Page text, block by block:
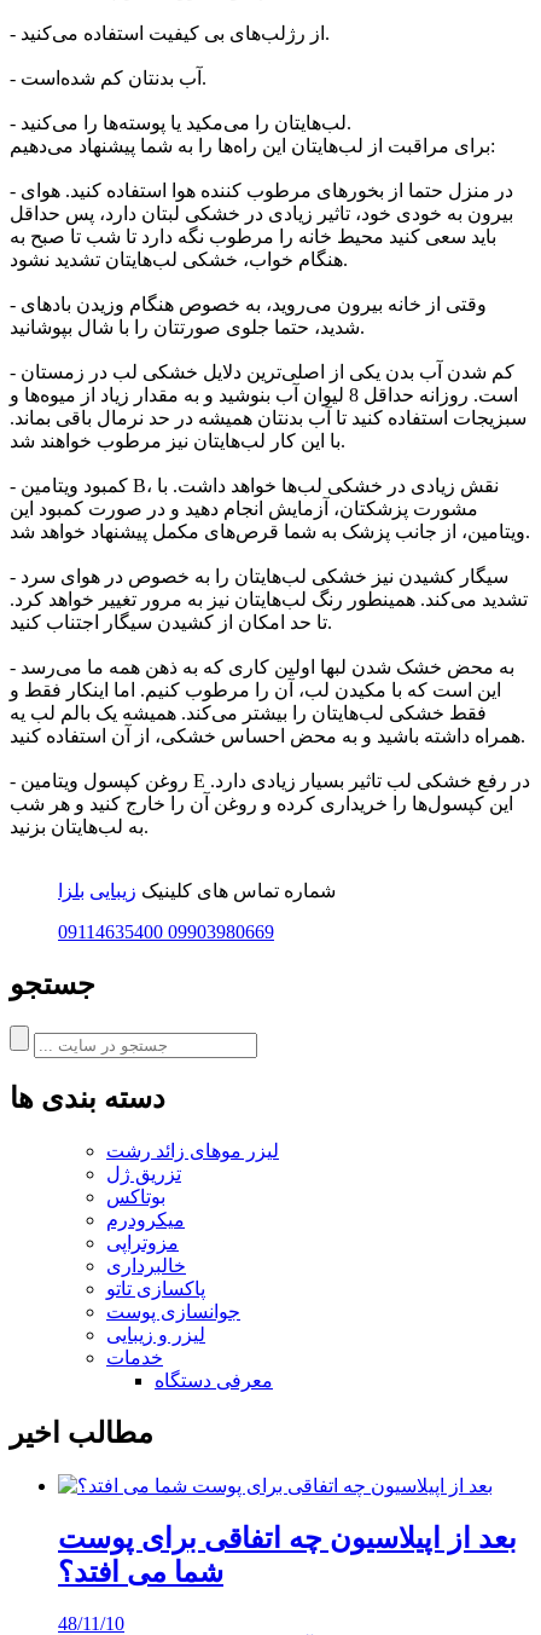
- از رژلب‌های بی کیفیت استفاده می‌کنید.
- آب بدنتان کم شده‌است.
- لب‌هایتان را می‌مکید یا پوسته‌ها را می‌کنید.
برای مراقبت از لب‌هایتان این راه‌ها را به شما پیشنهاد می‌دهیم:
- در منزل حتما از بخورهای مرطوب کننده هوا استفاده کنید. هوای
بیرون به خودی خود، تاثیر زیادی در خشکی لبتان دارد، پس حداقل
باید سعی کنید محیط خانه را مرطوب نگه‌ دارد تا شب تا صبح به
هنگام خواب، خشکی لب‌هایتان تشدید نشود.
- وقتی از خانه بیرون می‌روید، به خصوص هنگام وزیدن بادهای
شدید، حتما جلوی صورتتان را با شال بپوشانید.
- کم شدن آب بدن یکی از اصلی‌ترین دلایل خشکی لب در زمستان
است. روزانه حداقل 8 لیوان آب بنوشید و به مقدار زیاد از میوه‌ها و
سبزیجات استفاده کنید تا آب بدنتان همیشه در حد نرمال باقی بماند.
با این کار لب‌هایتان نیز مرطوب خواهند شد.
- کمبود ویتامین B، نقش زیادی در خشکی لب‌ها خواهد داشت. با
مشورت پزشکتان، آزمایش انجام دهید و در صورت کمبود این
ویتامین، از جانب پزشک به شما قرص‌های مکمل پیشنهاد خواهد شد.
- سیگار کشیدن نیز خشکی لب‌هایتان را به خصوص در هوای سرد
تشدید می‌کند. همینطور رنگ لب‌هایتان نیز به مرور تغییر خواهد کرد.
تا حد امکان از کشیدن سیگار اجتناب کنید.
- به محض خشک شدن لبها اولین کاری که به ذهن همه ما می‌رسد
این است که با مکیدن لب، آن را مرطوب کنیم. اما اینکار فقط و
فقط خشکی لب‌هایتان را بیشتر می‌کند. همیشه یک بالم لب یه
همراه داشته باشید و به محض احساس خشکی، از آن استفاده کنید.
- روغن کپسول ویتامین E در رفع خشکی لب تاثیر بسیار زیادی دارد.
این کپسول‌ها را خریداری کرده و روغن آن را خارج کنید و هر شب
به لب‌‌هایتان بزنید.
شماره تماس های کلینیک زیبایی بلزا
09114635400 09903980669
جستجو
دسته بندی ها
لیزر موهای زائد رشت
تزریق ژل
بوتاکس
میکرودرم
مزوتراپی
خالبرداری
پاکسازی تاتو
جوانسازی پوست
لیزر و زیبایی
خدمات
معرفی دستگاه
مطالب اخیر
بعد از اپیلاسیون چه اتفاقی برای پوست
شما می افتد؟
48/11/10